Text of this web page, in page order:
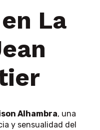
La
Alhambra, una
y sensualidad del